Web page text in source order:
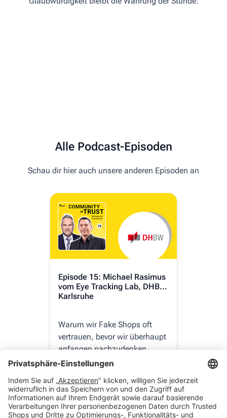
Alle Podcast-Episoden
Schau dir hier auch unsere anderen Episoden an
Episode 15: Michael Rasimus
vom Eye Tracking Lab, DHBW
Karlsruhe
Warum wir Fake Shops oft
vertrauen, bevor wir überhaupt
anfangen nachzudenken.